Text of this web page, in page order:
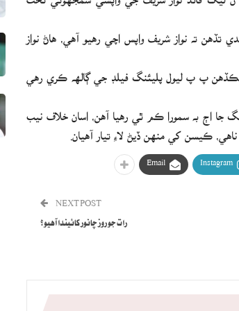
تڏهن ته نواز شريف واپس اچي رهيو آهي، هاڻ نواز
پ پ ليول پليئنگ فيلڊ جي ڳالهه ڪري رهي
جا اڄ به سمورا ڪم ٿي رهيا آهن، اسان خلاف نيب
ڪيسن کي منهن ڏيڻ لاءِ تيار آهيان.
Instagram
Email
NEXT POST
رات جو روز چانور کائيندا آهيو؟